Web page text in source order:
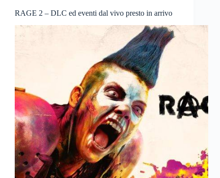
RAGE 2 – DLC ed eventi dal vivo presto in arrivo